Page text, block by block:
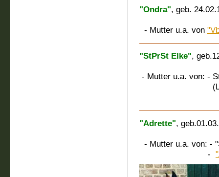
"Ondra", geb.
- Mutter u.a. von
"StPrSt Elke",
- Mutter u.a. von: -
"Adrette",
- Mutter u.a. von: -
-